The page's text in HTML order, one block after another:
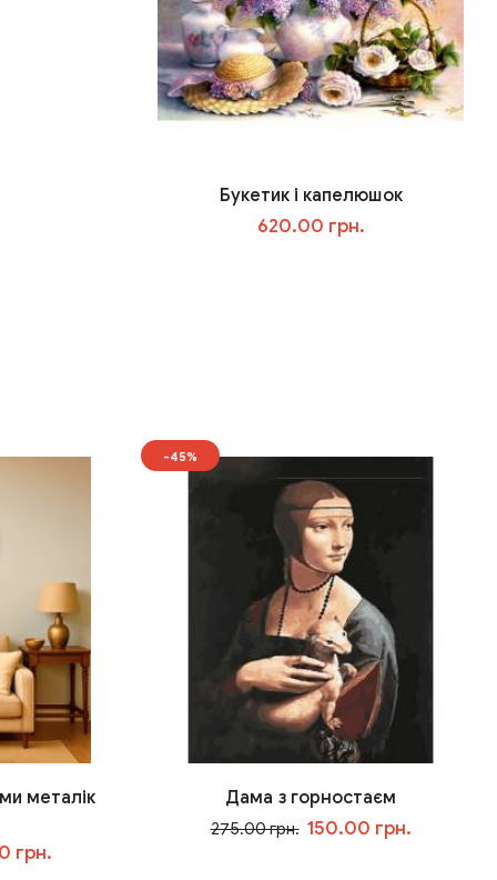
Букетик і капелюшок
620.00 грн.
металік
грн.
-45%
Дама з горностаєм
275.00 грн. 150.00 грн.